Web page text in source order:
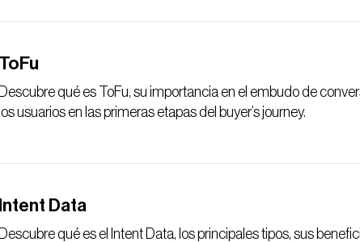
ToFu
Descubre qué es ToFu, su importancia en el embudo de
los usuarios en las primeras etapas del buyer’s journey.
Intent Data
Descubre qué es el Intent Data, los principales tipos, sus